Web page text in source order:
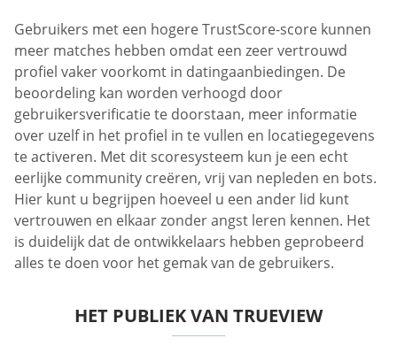
Gebruikers met een hogere TrustScore-score kunnen
meer matches hebben omdat een zeer vertrouwd
profiel vaker voorkomt in datingaanbiedingen. De
beoordeling kan worden verhoogd door
gebruikersverificatie te doorstaan, meer informatie
over uzelf in het profiel in te vullen en locatiegegevens
te activeren. Met dit scoresysteem kun je een echt
eerlijke community creëren, vrij van nepleden en bots.
Hier kunt u begrijpen hoeveel u een ander lid kunt
vertrouwen en elkaar zonder angst leren kennen. Het
is duidelijk dat de ontwikkelaars hebben geprobeerd
alles te doen voor het gemak van de gebruikers.
HET PUBLIEK VAN TRUEVIEW